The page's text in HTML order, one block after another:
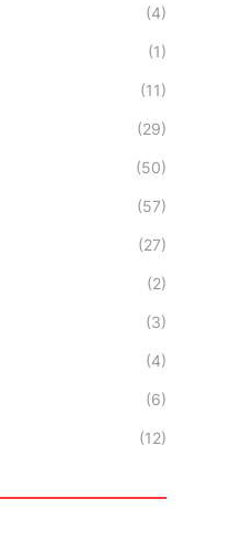
(4)
(1)
(11)
(29)
(50)
(57)
(27)
(2)
(3)
(4)
(6)
(12)